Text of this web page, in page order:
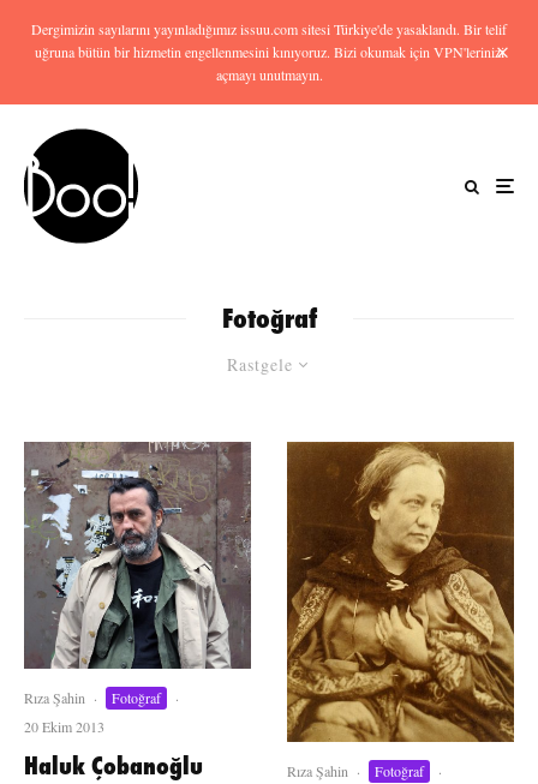
Dergimizin sayılarını yayınladığımız issuu.com sitesi Türkiye'de yasaklandı. Bir telif
uğruna bütün bir hizmetin engellenmesini kınıyoruz. Bizi okumak için VPN'lerinizi
açmayı unutmayın.
Fotoğraf
Rastgele
Rıza Şahin · Fotoğraf
·
20 Ekim 2013
Haluk Çobanoğlu Rıza Şahin · Fotoğraf
·